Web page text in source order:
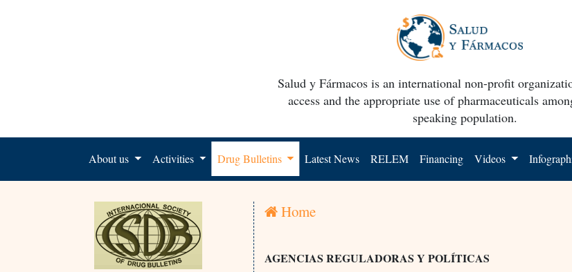
Salud y Fármacos is an international non-profit
access and the appropriate use of pharmaceuticals
speaking population.
About us Activities Drug Bulletins Latest News RELEM Financing Videos
Home
AGENCIAS REGULADORAS Y POLÍTICAS